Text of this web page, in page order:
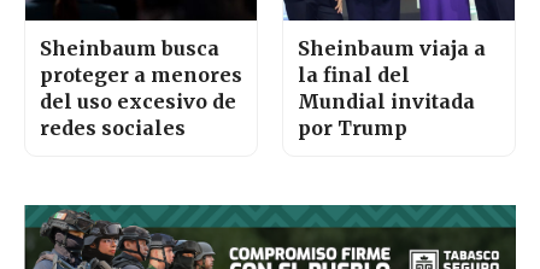
Sheinbaum busca
proteger a menores
del uso excesivo de
redes sociales
Sheinbaum viaja a
la final del
Mundial invitada
por Trump